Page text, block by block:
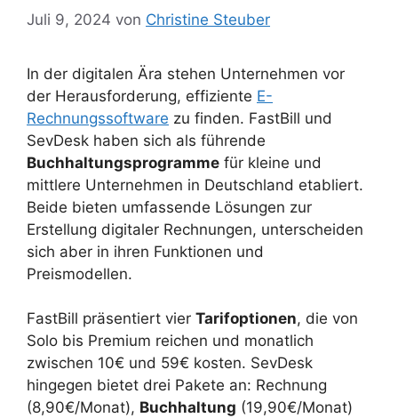
Juli 9, 2024 von Christine Steuber
In der digitalen Ära stehen Unternehmen vor
der Herausforderung, effiziente E-
Rechnungssoftware zu finden. FastBill und
SevDesk haben sich als führende
Buchhaltungsprogramme für kleine und
mittlere Unternehmen in Deutschland etabliert.
Beide bieten umfassende Lösungen zur
Erstellung digitaler Rechnungen, unterscheiden
sich aber in ihren Funktionen und
Preismodellen.
FastBill präsentiert vier Tarifoptionen, die von
Solo bis Premium reichen und monatlich
zwischen 10€ und 59€ kosten. SevDesk
hingegen bietet drei Pakete an: Rechnung
(8,90€/Monat), Buchhaltung (19,90€/Monat)